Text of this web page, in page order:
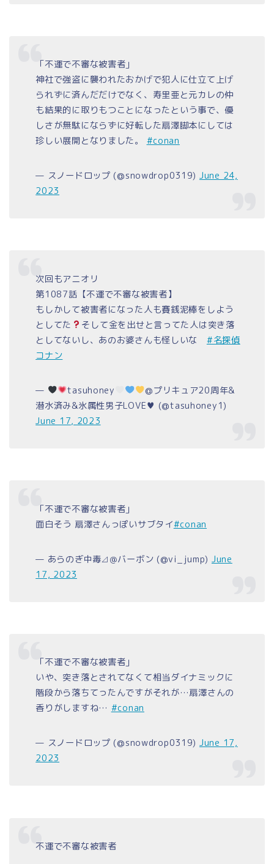
「不運で不審な被害者」
神社で強盗に襲われたおかげで犯人に仕立て上げ
られずに済んだだけでなく、寿里亜と元カレの仲
も結果的に取りもつことになったという事で、優
しさが無駄にならずに好転した扇澤脚本にしては
珍しい展開となりました。 #conan
— スノードロップ (@snowdrop0319) June 24,
2023
次回もアニオリ
第1087話【不運で不審な被害者】
もしかして被害者になった人も賽銭泥棒をしよう
としてた
そして金を出せと言ってた人は突き落
としてないし、あのお婆さんも怪しいな #名探偵
コナン
— tasuhoney
@プリキュア20周年&
潜水済み&氷属性男子LOVE♥ (@tasuhoney1)
June 17, 2023
「不運で不審な被害者」
面白そう 扇澤さんっぽいサブタイ#conan
— あらのぎ中毒⊿＠バーボン (@vi_jump) June
17, 2023
「不運で不審な被害者」
いや、突き落とされてなくて相当ダイナミックに
階段から落ちてったんですがそれが…扇澤さんの
香りがしますね… #conan
— スノードロップ (@snowdrop0319) June 17,
2023
不運で不審な被害者